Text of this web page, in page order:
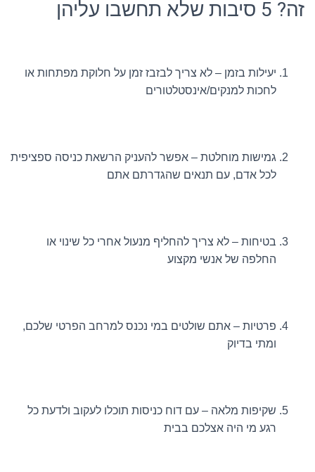
זה? 5 סיבות שלא תחשבו עליהן
יעילות בזמן – לא צריך לבזבז זמן על חלוקת מפתחות או
לחכות למנקים/אינסטלטורים
גמישות מוחלטת – אפשר להעניק הרשאת כניסה ספציפית
לכל אדם, עם תנאים שהגדרתם אתם
בטיחות – לא צריך להחליף מנעול אחרי כל שינוי או
החלפה של אנשי מקצוע
פרטיות – אתם שולטים במי נכנס למרחב הפרטי שלכם,
ומתי בדיוק
שקיפות מלאה – עם דוח כניסות תוכלו לעקוב ולדעת כל
רגע מי היה אצלכם בבית